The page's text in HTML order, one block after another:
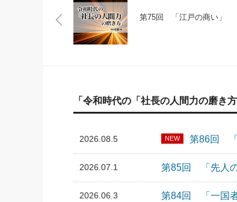
第75回 「江戸の商い」
「令和時代の「社長の人間力の磨き
2026.08.5 NEW 第86回 「
2026.07.1 第85回 「先人
2026.06.3 第84回 「一国者